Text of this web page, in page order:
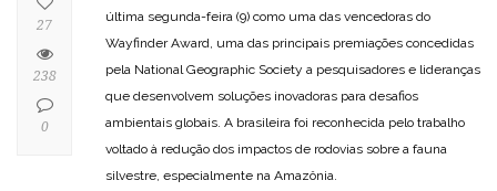
última segunda-feira (9) como uma das vencedoras do
Wayfinder Award, uma das principais premiações concedidas
pela National Geographic Society a pesquisadores e lideranças
que desenvolvem soluções inovadoras para desafios
ambientais globais. A brasileira foi reconhecida pelo trabalho
voltado à redução dos impactos de rodovias sobre a fauna
silvestre, especialmente na Amazônia.
27
238
0